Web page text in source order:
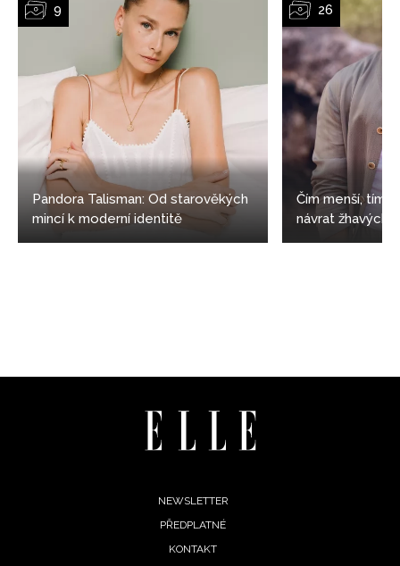
Pandora Talisman: Od starověkých
mincí k moderní identitě
Čím menší, tím
návrat žhavých
NEWSLETTER
PŘEDPLATNÉ
KONTAKT